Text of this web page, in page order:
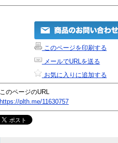
このページを印刷する
メールでURLを送る
お気に入りに追加する
このページのURL
https://plth.me/11630757